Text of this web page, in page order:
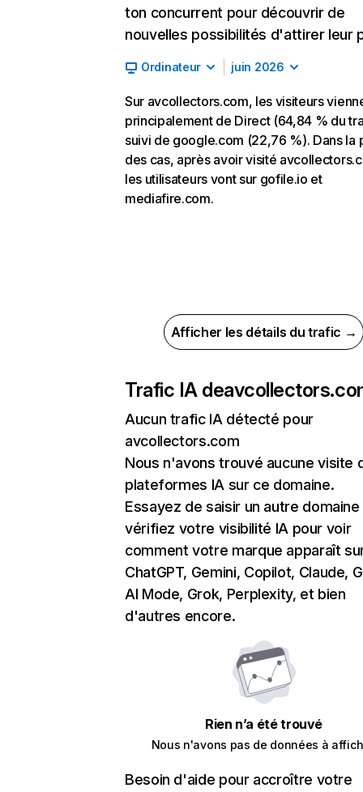
ton concurrent pour découvrir de
nouvelles possibilités d'attirer leur
Ordinateur juin 2026
Sur avcollectors.com, les visiteurs
principalement de Direct (64,84 % du
suivi de google.com (22,76 %). Dans la
des cas, après avoir visité
les utilisateurs vont sur gofile.io et
mediafire.com.
Afficher les détails du trafic →
Trafic IA de
Aucun trafic IA détecté pour
avcollectors.com
Nous n'avons trouvé aucune visite
plateformes IA sur ce domaine.
Essayez de saisir un autre domaine
vérifiez votre visibilité IA pour voir
comment votre marque apparaît
ChatGPT, Gemini, Copilot, Claude,
AI Mode, Grok, Perplexity, et bien
d'autres encore.
Rien n’a été trouvé
Nous n'avons pas de données à
Besoin d'aide pour accroître votre